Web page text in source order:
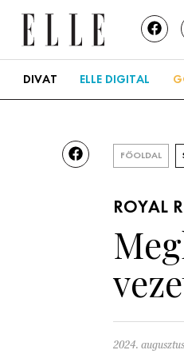
DIVAT ELLE DIGITAL
FŐOLDAL
ROYAL
2024.